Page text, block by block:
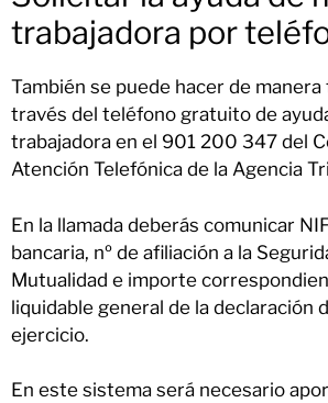
trabajadora por
También se puede hacer de
través del teléfono gratuito de
trabajadora en el 901 200 347 del
Atención Telefónica de la Agencia
En la llamada deberás comunicar
bancaria, nº de afiliación a la
Mutualidad e importe
liquidable general de la declaración
ejercicio.
En este sistema será necesario